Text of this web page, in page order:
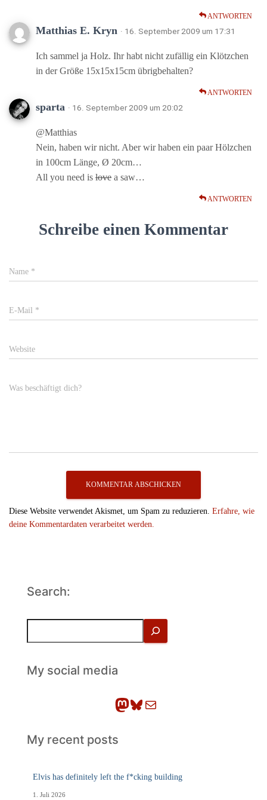
ANTWORTEN
Matthias E. Kryn · 16. September 2009 um 17:31
Ich sammel ja Holz. Ihr habt nicht zufällig ein Klötzchen
in der Größe 15x15x15cm übrigbehalten?
ANTWORTEN
sparta · 16. September 2009 um 20:02
@Matthias
Nein, haben wir nicht. Aber wir haben ein paar Hölzchen
in 100cm Länge, Ø 20cm…
All you need is love a saw…
ANTWORTEN
Schreibe einen Kommentar
Name *
E-Mail *
Website
Was beschäftigt dich?
Diese Website verwendet Akismet, um Spam zu reduzieren. Erfahre, wie
deine Kommentardaten verarbeitet werden.
Search:
h
eMy social media
Mastodon Bluesky E-Mail
My recent posts
Elvis has definitely left the f*cking building
1. Juli 2026